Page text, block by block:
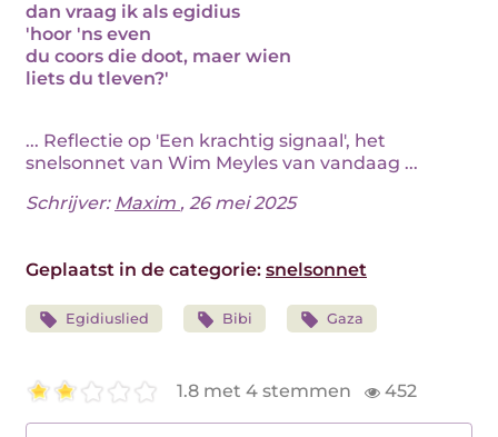
dan vraag ik als egidius
'hoor 'ns even
du coors die doot, maer wien
liets du tleven?'
... Reflectie op 'Een krachtig signaal', het
snelsonnet van Wim Meyles van vandaag ...
Schrijver: Maxim , 26 mei 2025
Geplaatst in de categorie: snelsonnet
Egidiuslied Bibi Gaza
1.8 met 4 stemmen 452